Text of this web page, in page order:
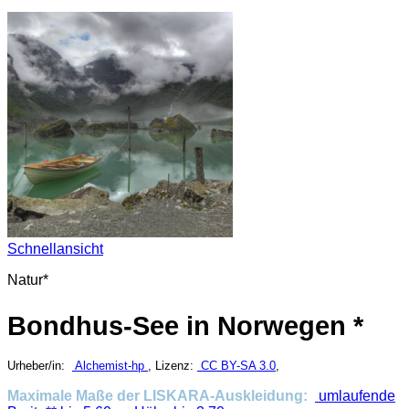
Schnellansicht
Natur*
Bondhus-See in Norwegen *
Urheber/in: Alchemist-hp , Lizenz: CC BY-SA 3.0
Maximale Maße der LISKARA-Auskleidung:
umlaufende